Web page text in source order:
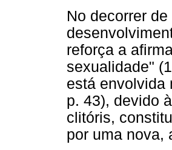
No decorrer
reforça a
sexualidade"
está envolvida
p. 43), devido
clitóris,
por uma nova,